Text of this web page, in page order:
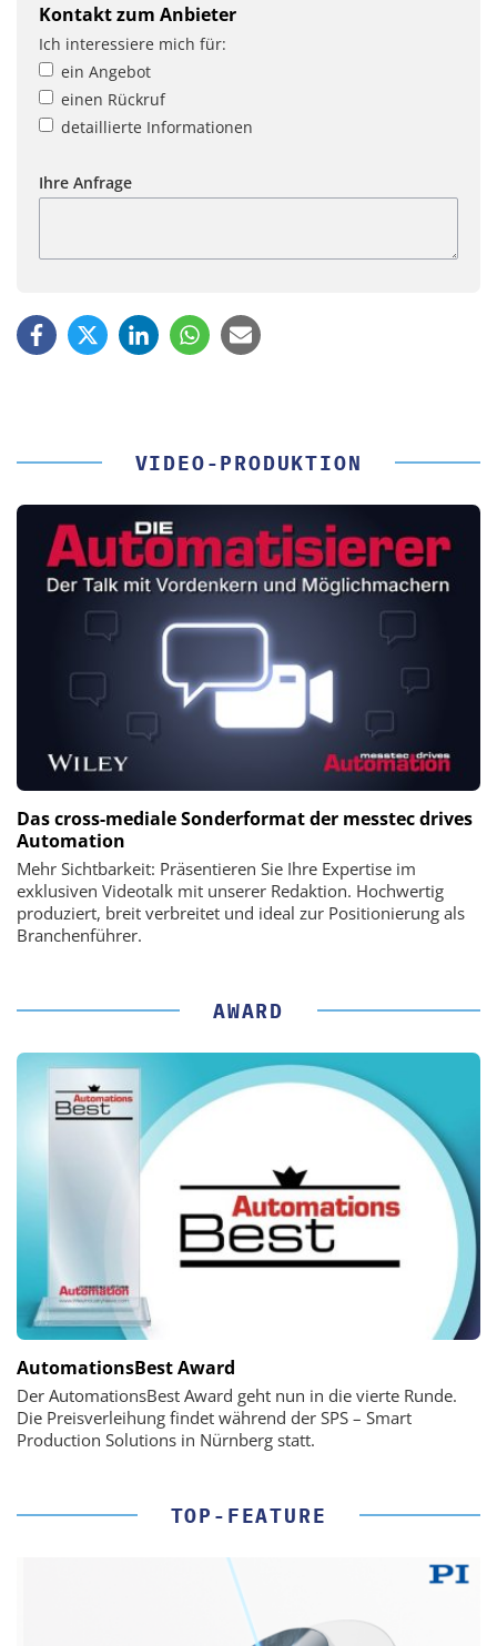
Kontakt zum Anbieter
Ich interessiere mich für:
ein Angebot
einen Rückruf
detaillierte Informationen
Ihre Anfrage
VIDEO-PRODUKTION
Das cross-mediale Sonderformat der messtec drives
Automation
Mehr Sichtbarkeit: Präsentieren Sie Ihre Expertise im
exklusiven Videotalk mit unserer Redaktion. Hochwertig
produziert, breit verbreitet und ideal zur Positionierung als
Branchenführer.
AWARD
AutomationsBest Award
Der AutomationsBest Award geht nun in die vierte Runde.
Die Preisverleihung findet während der SPS – Smart
Production Solutions in Nürnberg statt.
TOP-FEATURE